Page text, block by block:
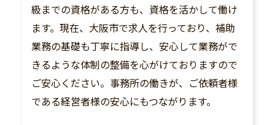
級までの資格がある方も、資格を活かして働け
ます。現在、大阪市で求人を行っており、補助
業務の基礎も丁寧に指導し、安心して業務がで
きるような体制の整備を心がけておりますので
ご安心ください。事務所の働きが、ご依頼者様
である経営者様の安心にもつながります。